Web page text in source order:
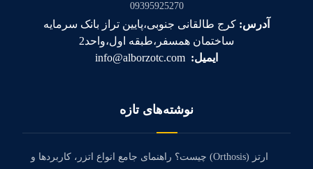
09395925270
آدرس: کرج طالقانی جنوبی،پایین تراز بانک سرمایه
ساختمان همسفر،طبقه اول،واحد2
ایمیل:
نوشته‌های تازه
ارتز (Orthosis) چیست؟ راهنمای جامع انواع اتزر، کاربردها و